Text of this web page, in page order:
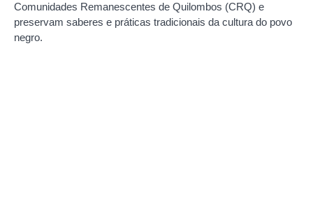
Comunidades Remanescentes de Quilombos (CRQ) e
preservam saberes e práticas tradicionais da cultura do povo
negro.